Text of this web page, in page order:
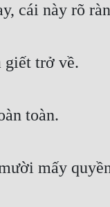
cái này rõ
giết trở về.
toàn.
mấy